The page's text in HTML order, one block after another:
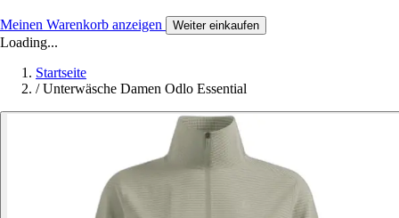
Meinen Warenkorb anzeigen Weiter einkaufen
Loading...
Startseite
/ Unterwäsche Damen Odlo Essential